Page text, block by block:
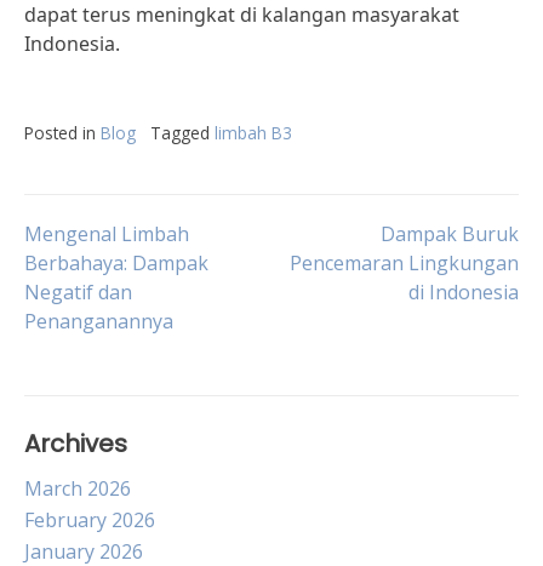
dapat terus meningkat di kalangan masyarakat
Indonesia.
Posted in Blog Tagged limbah B3
Post
navigation
Mengenal Limbah
Berbahaya: Dampak
Negatif dan
Penanganannya
Dampak Buruk
Pencemaran Lingkungan
di Indonesia
Archives
March 2026
February 2026
January 2026